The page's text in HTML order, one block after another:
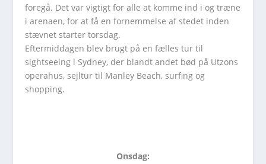
foregå. Det var vigtigt for alle at komme ind i og træne
i arenaen, for at få en fornemmelse af stedet inden
stævnet starter torsdag.
Eftermiddagen blev brugt på en fælles tur til
sightseeing i Sydney, der blandt andet bød på Utzons
operahus, sejltur til Manley Beach, surfing og
shopping.
Onsdag: